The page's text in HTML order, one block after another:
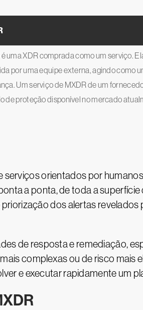
é uma XDR comprada como um serviço.
por uma equipe externa, agindo como
Um serviço de MXDR de um
de proteção disponível no mercado
orientados por
a ponta, de toda a
dos alertas revelados
de resposta e remediação,
complexas ou de risco mais
e executar rapidamente um